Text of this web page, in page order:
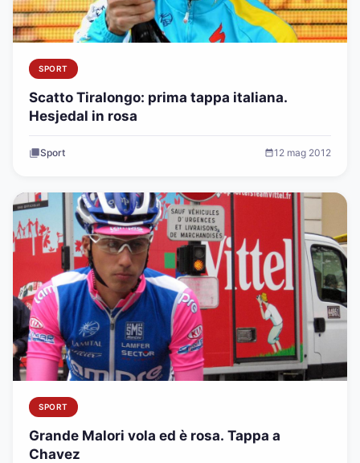
SPORT
Scatto Tiralongo: prima tappa italiana.
Hesjedal in rosa
Sport 12 mag 2012
SPORT
Grande Malori vola ed è rosa. Tappa a
Chavez